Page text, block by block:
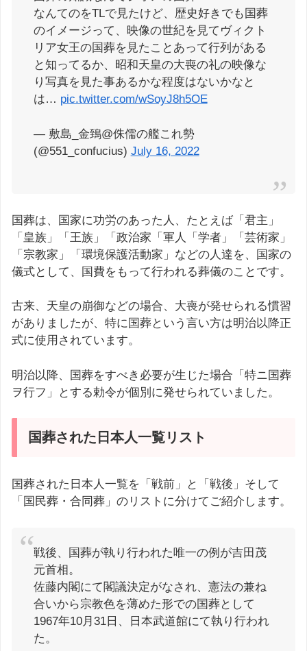
なんてのをTLで見たけど、歴史好きでも国葬
のイメージって、映像の世紀を見てヴィクト
リア女王の国葬を見たことあって行列がある
と知ってるか、昭和天皇の大喪の礼の映像な
り写真を見た事あるかな程度はないかなと
は… pic.twitter.com/wSoyJ8h5OE
— 敷島_金鵄@侏儒の艦これ勢
(@551_confucius) July 16, 2022
国葬は、国家に功労のあった人、たとえば「君主」
「皇族」「王族」「政治家「軍人「学者」「芸術家」
「宗教家」「環境保護活動家」などの人達を、国家の
儀式として、国費をもって行われる葬儀のことです。
古来、天皇の崩御などの場合、大喪が発せられる慣習
がありましたが、特に国葬という言い方は明治以降正
式に使用されています。
明治以降、国葬をすべき必要が生じた場合「特ニ国葬
ヲ行フ」とする勅令が個別に発せられていました。
国葬された日本人一覧リスト
国葬された日本人一覧を「戦前」と「戦後」そして
「国民葬・合同葬」のリストに分けてご紹介します。
戦後、国葬が執り行われた唯一の例が吉田茂
元首相。
佐藤内閣にて閣議決定がなされ、憲法の兼ね
合いから宗教色を薄めた形での国葬として
1967年10月31日、日本武道館にて執り行われ
た。